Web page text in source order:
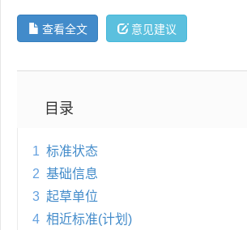
查看全文 意见建议
目录
1 标准状态
2 基础信息
3 起草单位
4 相近标准(计划)